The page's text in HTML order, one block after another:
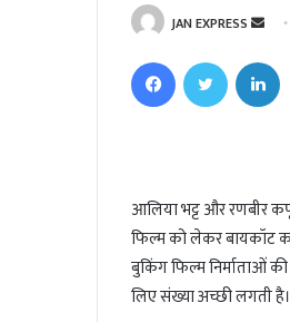
JAN EXPRESS
d
m
a
i
l
आलिया भट्ट और रणबीर
फिल्म को लेकर बायकॉट
बुकिंग फिल्म निर्माताओं
लिए संख्या अच्छी लगती